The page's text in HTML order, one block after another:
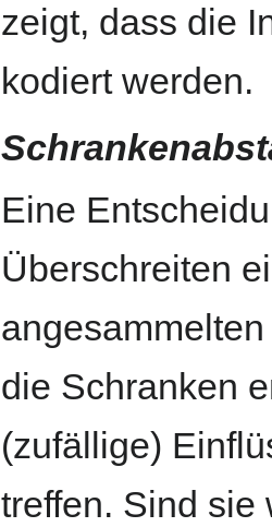
zeigt, dass die
kodiert werden.
Eine
Überschreiten
die Schranken
(zufällige)
treffen. Sind sie